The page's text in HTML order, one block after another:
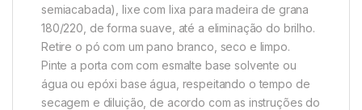
semiacabada), lixe com lixa para madeira de grana
180/220, de forma suave, até a eliminação do brilho.
Retire o pó com um pano branco, seco e limpo.
Pinte a porta com com esmalte base solvente ou
água ou epóxi base água, respeitando o tempo de
secagem e diluição, de acordo com as instruções do